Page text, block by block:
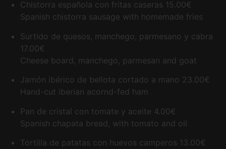
Chistorra española con fritas caseras 15.00€
Spanish chistorra sausage with homemade fries
Surtido de quesos, manchego, parmesano y cabra
17.00€
Cheese board, manchego, parmesan and goat
Jamón ibérico de bellota cortado a mano 23.00€
Hand-cut iberian acornd-fed ham
Pan de cristal con tomate y aceite 4.00€
Spanish chapata bread, with tomato and oil
Tortilla de patatas con huevos camperos 13.00€